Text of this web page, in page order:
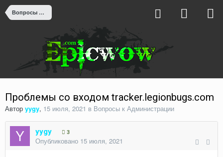
Вопросы к Администрации
Проблемы со входом tracker.legionbugs.com
Автор yygy, 15 июля, 2021 в Вопросы к Администрации
yygy 3
Опубликовано 15 июля, 2021